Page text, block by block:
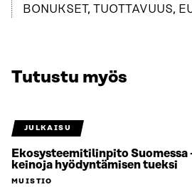
BONUKSET, TUOTTAVUUS,
Tutustu myös
JULKAISU
Ekosysteemitilinpito Suomessa
keinoja hyödyntämisen tueksi
MUISTIO